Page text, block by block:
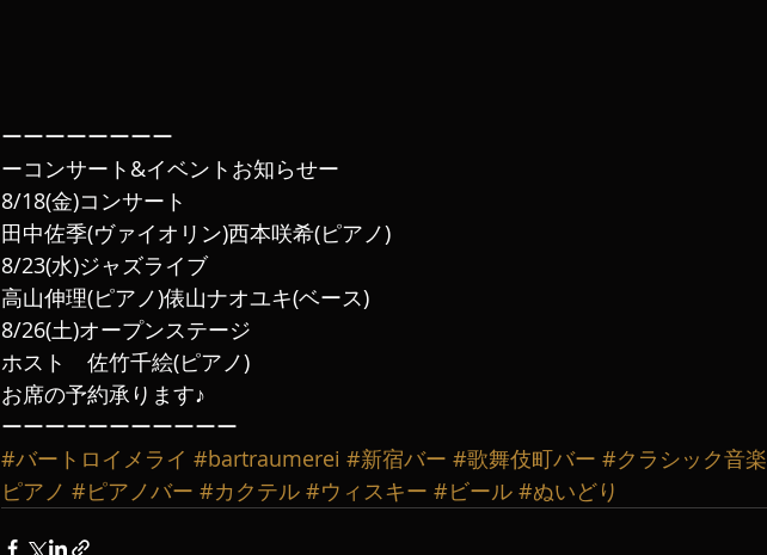
ーーーーーーーー
ーコンサート&イベントお知らせー
8/18(金)コンサート
田中佐季(ヴァイオリン)西本咲希(ピアノ)
8/23(水)ジャズライブ
高山伸理(ピアノ)俵山ナオユキ(ベース)
8/26(土)オープンステージ
ホスト　佐竹千絵(ピアノ)
お席の予約承ります♪
ーーーーーーーーーーー
#バートロイメライ #bartraumerei #新宿バー #歌舞伎町バー #クラシック音楽
ピアノ #ピアノバー #カクテル #ウィスキー #ビール #ぬいどり